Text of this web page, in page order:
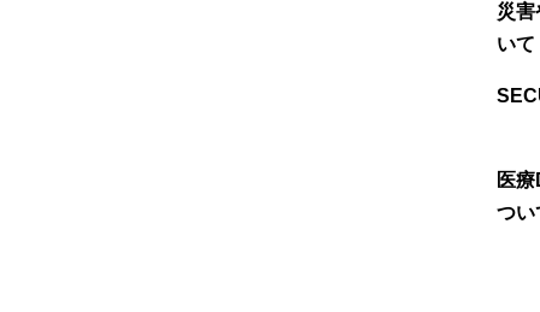
災害
いて
医
つい